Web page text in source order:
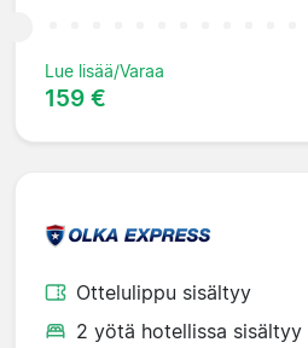
Lue lisää/Varaa
159 €
Ottelulippu sisältyy
2 yötä hotellissa sisältyy